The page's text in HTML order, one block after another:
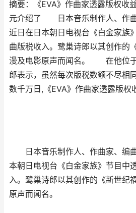
摘要：《EVA》作曲家透露版权收
元介绍了 日本音乐制作人、作曲
近日在日本朝日电视台《白金家族
曲版税收入。鹭巢诗郎以其创作的
漫及电影原声而闻名。 在他位
郎表示，虽然每次版税数额不尽相
数千万日,《EVA》作曲家透露版权
日本音乐制作人、作曲家、编曲
本朝日电视台《白金家族》节目中
入。鹭巢诗郎以其创作的《新世纪
原声而闻名。